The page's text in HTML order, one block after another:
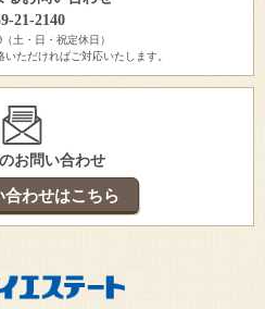
21-2140
土・日・祝定休日）
ただければご対応いたします。
お問い合わせ
合わせはこちら